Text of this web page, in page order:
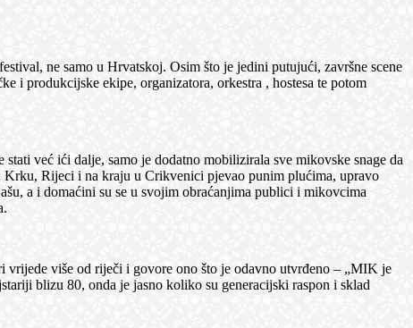
ne samo u Hrvatskoj. Osim što je jedini putujući, završne scene
i produkcijske ekipe, organizatora, orkestra , hostesa te potom
već ići dalje, samo je dodatno mobilizirala sve mikovske snage da
Krku, Rijeci i na kraju u Crikvenici pjevao punim plućima, upravo
a i domaćini su se u svojim obraćanjima publici i mikovcima
više od riječi i govore ono što je odavno utvrđeno – „MIK je
blizu 80, onda je jasno koliko su generacijski raspon i sklad